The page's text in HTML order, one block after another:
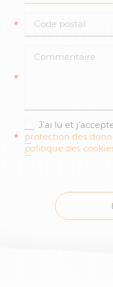
*
*
*
J'ai lu et
protection des
politique des